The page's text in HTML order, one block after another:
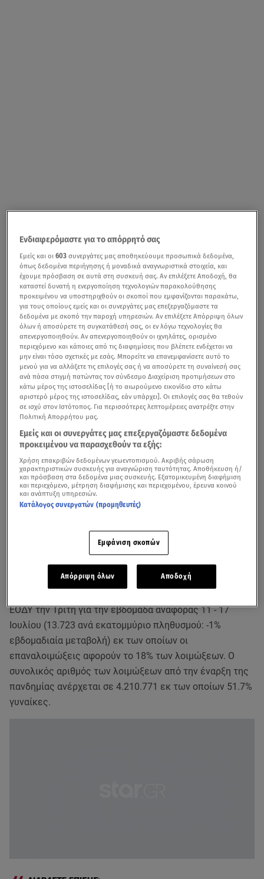
Τα νεότερα στοιχεία για την πορεία της πανδημίας στην Ελλάδα / Βίντεο
από το κεντρικό δελτίο ειδήσεων του Star (18/7/22)
Ακόμα 148.435 κρούσματακορωνοϊούανακοίνωσε ο
ΕΟΔΥ την τελευταία εβδομάδα. Οι νέοι θάνατοι είναι
200, ενώ οι διασωληνωμένοι ασθενείς είναι 115.
Κορωνοϊός: «Πάρτε μέτρα για να αποφευχθούν τα
αυστηρότερα το φθινόπωρο»
ΕΟΔΥ την Τρίτη για την εβδομάδα αναφοράς 11 - 17
Ιουλίου (13.723 ανά εκατoμμύριο πληθυσμού: -1%
εβδομαδιαία μεταβολή) εκ των οποίων οι
επαναλοιμώξεις αφορούν το 18% των λοιμώξεων. Ο
συνολικός αριθμός των λοιμώξεων από την έναρξη της
πανδημίας ανέρχεται σε 4.210.771 εκ των οποίων 51.7%
γυναίκες.
Ενδιαφερόμαστε για το απόρρητό σας
Εμείς και οι603 συνεργάτες μας αποθηκεύουμε προσωπικά δεδομένα,
όπως δεδομένα περιήγησης ή μοναδικά αναγνωριστικά στοιχεία, και
έχουμε πρόσβαση σε αυτά στη συσκευή σας. Αν επιλέξετε Αποδοχή, θα
καταστεί δυνατή η ενεργοποίηση τεχνολογιών παρακολούθησης
προκειμένου να υποστηριχθούν οι σκοποί που εμφανίζονται παρακάτω,
για τους οποίους εμείς και οι συνεργάτες μας επεξεργαζόμαστε τα
δεδομένα με σκοπό την παροχή υπηρεσιών. Αν επιλέξετε Απόρριψη όλων
όλων ή αποσύρετε τη συγκατάθεσή σας, οι εν λόγω τεχνολογίες θα
απενεργοποιηθούν. Αν απενεργοποιηθούν οι ιχνηλάτες, ορισμένο
περιεχόμενο και κάποιες από τις διαφημίσεις που βλέπετε ενδέχεται να
μην είναι τόσο σχετικές με εσάς. Μπορείτε να επανεμφανίσετε αυτό το
μενού για να αλλάξετε τις επιλογές σας ή να αποσύρετε τη συναίνεσή σας
ανά πάσα στιγμή πατώντας τον σύνδεσμο Διαχείριση προτιμήσεων στο
κάτω μέρος της ιστοσελίδας [ή το αιωρούμενο εικονίδιο στο κάτω
αριστερό μέρος της ιστοσελίδας, εάν υπάρχει]. Οι επιλογές σας θα τεθούν
σε ισχύ στον Ιστότοπος. Για περισσότερες λεπτομέρειες ανατρέξτε στην
Πολιτική Απορρήτου μας.
Εμείς και οι συνεργάτες μας επεξεργαζόμαστε δεδομένα
προκειμένου να παρασχεθούν τα εξής:
Χρήση επακριβών δεδομένων γεωεντοπισμού. Ακριβής σάρωση
χαρακτηριστικών συσκευής για αναγνώριση ταυτότητας. Αποθήκευση ή/
και πρόσβαση στα δεδομένα μιας συσκευής. Εξατομικευμένη διαφήμιση
και περιεχόμενο, μέτρηση διαφήμισης και περιεχομένου, έρευνα κοινού
και ανάπτυξη υπηρεσιών.
Κατάλογος συνεργατών (προμηθευτές)
Εμφάνιση σκοπών
Απόρριψη όλων Αποδοχή